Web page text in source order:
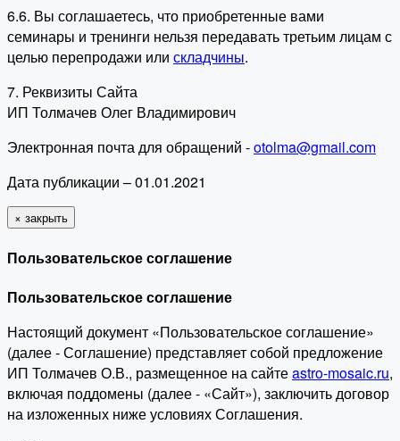
6.6. Вы соглашаетесь, что приобретенные вами
семинары и тренинги нельзя передавать третьим лицам с
целью перепродажи или складчины.
7. Реквизиты Сайта
ИП Толмачев Олег Владимирович
Электронная почта для обращений -otolma@gmail.com
Дата публикации – 01.01.2021
× закрыть
Пользовательское соглашение
Пользовательское соглашение
Настоящий документ «Пользовательское соглашение»
(далее - Соглашение) представляет собой предложение
ИП Толмачев О.В., размещенное на сайтеastro-mosaic.ru,
включая поддомены (далее - «Сайт»), заключить договор
на изложенных ниже условиях Соглашения.